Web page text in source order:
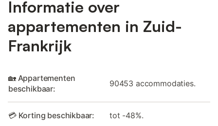
Informatie over
appartementen in Zuid-
Frankrijk
🏡 Appartementen
beschikbaar:
90453 accommodaties.
💳 Korting beschikbaar: tot -48%.